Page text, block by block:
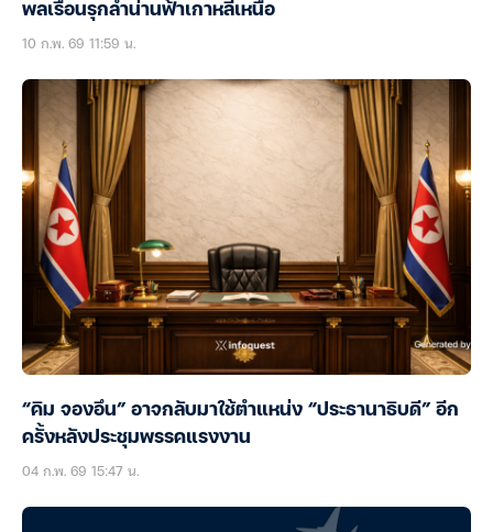
พลเรือนรุกล้ำน่านฟ้าเกาหลีเหนือ
10 ก.พ. 69 11:59 น.
“คิม จองอึน” อาจกลับมาใช้ตำแหน่ง “ประธานาธิบดี” อีก
ครั้งหลังประชุมพรรคแรงงาน
04 ก.พ. 69 15:47 น.